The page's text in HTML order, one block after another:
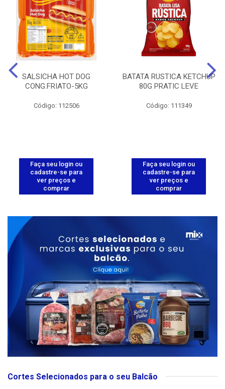
SALSICHA HOT DOG
CONG.FRIATO-5KG
Código: 112506
Faça seu login ou
cadastre-se para
ver preços e
comprar
BATATA RUSTICA KETCHUP
80G PRATIC LEVE
Código: 111349
Faça seu login ou
cadastre-se para
ver preços e
comprar
Cortes Selecionados para o seu Balcão